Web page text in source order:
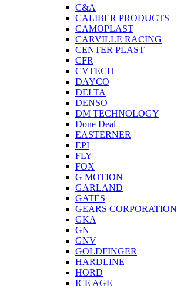
C&A
CALIBER PRODUCTS
CAMOPLAST
CARVILLE RACING
CENTER PLAST
CFR
CVTECH
DAYCO
DELTA
DENSO
DM TECHNOLOGY
Done Deal
EASTERNER
EPI
FLY
FOX
G MOTION
GARLAND
GATES
GEARS CORPORATION
GKA
GN
GNV
GOLDFINGER
HARDLINE
HORD
ICE AGE